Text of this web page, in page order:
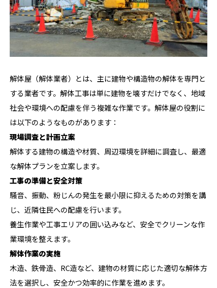
解体屋（解体業者）とは、主に建物や構造物の解体を専門と
する業者です。解体工事は単に建物を壊すだけでなく、地域
社会や環境への配慮を伴う複雑な作業です。解体屋の役割に
は以下のようなものがあります：
現場調査と計画立案
解体する建物の構造や材質、周辺環境を詳細に調査し、最適
な解体プランを立案します。
工事の準備と安全対策
騒音、振動、粉じんの発生を最小限に抑えるための対策を講
じ、近隣住民への配慮を行います。
養生作業や工事エリアの囲い込みなど、安全でクリーンな作
業環境を整えます。
解体作業の実施
木造、鉄骨造、RC造など、建物の材質に応じた適切な解体方
法を選択し、安全かつ効率的に作業を進めます。